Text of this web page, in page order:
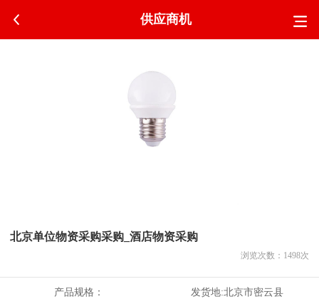
供应商机
北京单位物资采购采购_酒店物资采购
浏览次数： 1498次
产品规格： 发货地:北京市密云县